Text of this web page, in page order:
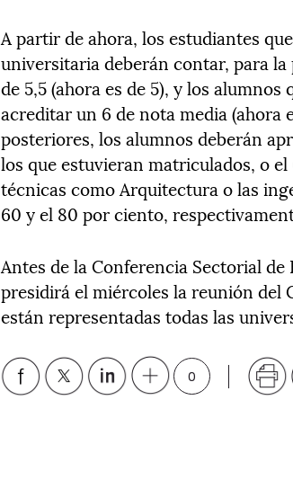
A partir de ahora, los estudiantes
universitaria deberán contar, para
de 5,5 (ahora es de 5), y los
acreditar un 6 de nota media (ahora
posteriores, los alumnos deberán
los que estuvieran matriculados, o
técnicas como Arquitectura o las
60 y el 80 por ciento,
Antes de la Conferencia Sectorial
presidirá el miércoles la reunión del
están representadas todas las
0